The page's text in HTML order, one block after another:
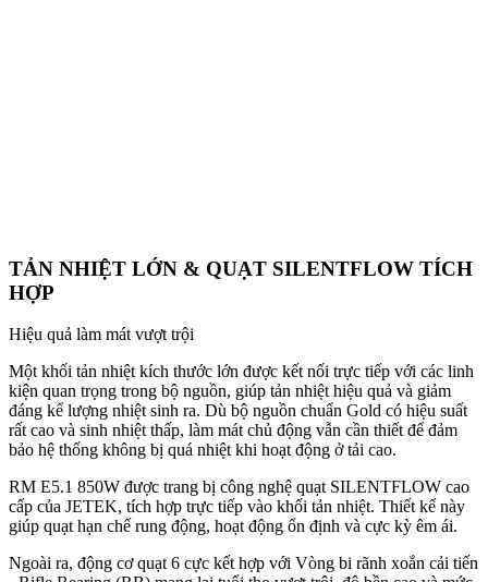
TẢN NHIỆT LỚN & QUẠT SILENTFLOW TÍCH
HỢP
Hiệu quả làm mát vượt trội
Một khối tản nhiệt kích thước lớn được kết nối trực tiếp với các linh
kiện quan trọng trong bộ nguồn, giúp tản nhiệt hiệu quả và giảm
đáng kể lượng nhiệt sinh ra. Dù bộ nguồn chuẩn Gold có hiệu suất
rất cao và sinh nhiệt thấp, làm mát chủ động vẫn cần thiết để đảm
bảo hệ thống không bị quá nhiệt khi hoạt động ở tải cao.
RM E5.1 850W được trang bị công nghệ quạt SILENTFLOW cao
cấp của JETEK, tích hợp trực tiếp vào khối tản nhiệt. Thiết kế này
giúp quạt hạn chế rung động, hoạt động ổn định và cực kỳ êm ái.
Ngoài ra, động cơ quạt 6 cực kết hợp với Vòng bi rãnh xoắn cải tiến